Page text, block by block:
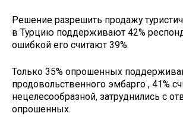
Решение разрешить продажу
в Турцию поддерживают 42%
ошибкой его считают 39%.
Только 35% опрошенных
продовольственного эмбарго , 41%
нецелесообразной, затруднились с
опрошенных.